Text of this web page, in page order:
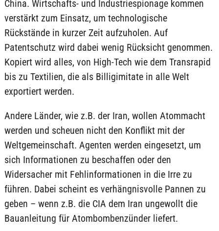
China. Wirtschafts- und Industriespionage kommen
verstärkt zum Einsatz, um technologische
Rückstände in kurzer Zeit aufzuholen. Auf
Patentschutz wird dabei wenig Rücksicht genommen.
Kopiert wird alles, von High-Tech wie dem Transrapid
bis zu Textilien, die als Billigimitate in alle Welt
exportiert werden.
Andere Länder, wie z.B. der Iran, wollen Atommacht
werden und scheuen nicht den Konflikt mit der
Weltgemeinschaft. Agenten werden eingesetzt, um
sich Informationen zu beschaffen oder den
Widersacher mit Fehlinformationen in die Irre zu
führen. Dabei scheint es verhängnisvolle Pannen zu
geben – wenn z.B. die CIA dem Iran ungewollt die
Bauanleitung für Atombombenzünder liefert.